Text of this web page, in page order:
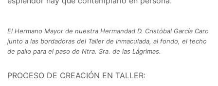
El Hermano Mayor de nuestra Hermandad D. Cristóbal García Caro
junto a las bordadoras del Taller de Inmaculada, al fondo, el techo
de palio para el paso de Ntra. Sra. de las Lágrimas.
PROCESO DE CREACIÓN EN TALLER: